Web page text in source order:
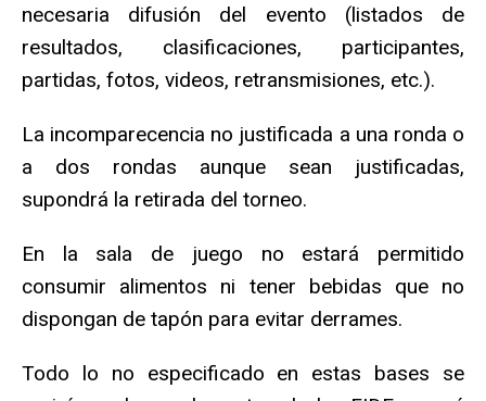
necesaria difusión del evento (listados de
resultados, clasificaciones, participantes,
partidas, fotos, videos, retransmisiones, etc.).
La incomparecencia no justificada a una ronda o
a dos rondas aunque sean justificadas,
supondrá la retirada del torneo.
En la sala de juego no estará permitido
consumir alimentos ni tener bebidas que no
dispongan de tapón para evitar derrames.
Todo lo no especificado en estas bases se